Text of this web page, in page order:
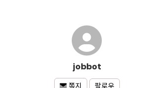
jobbot
팔로우